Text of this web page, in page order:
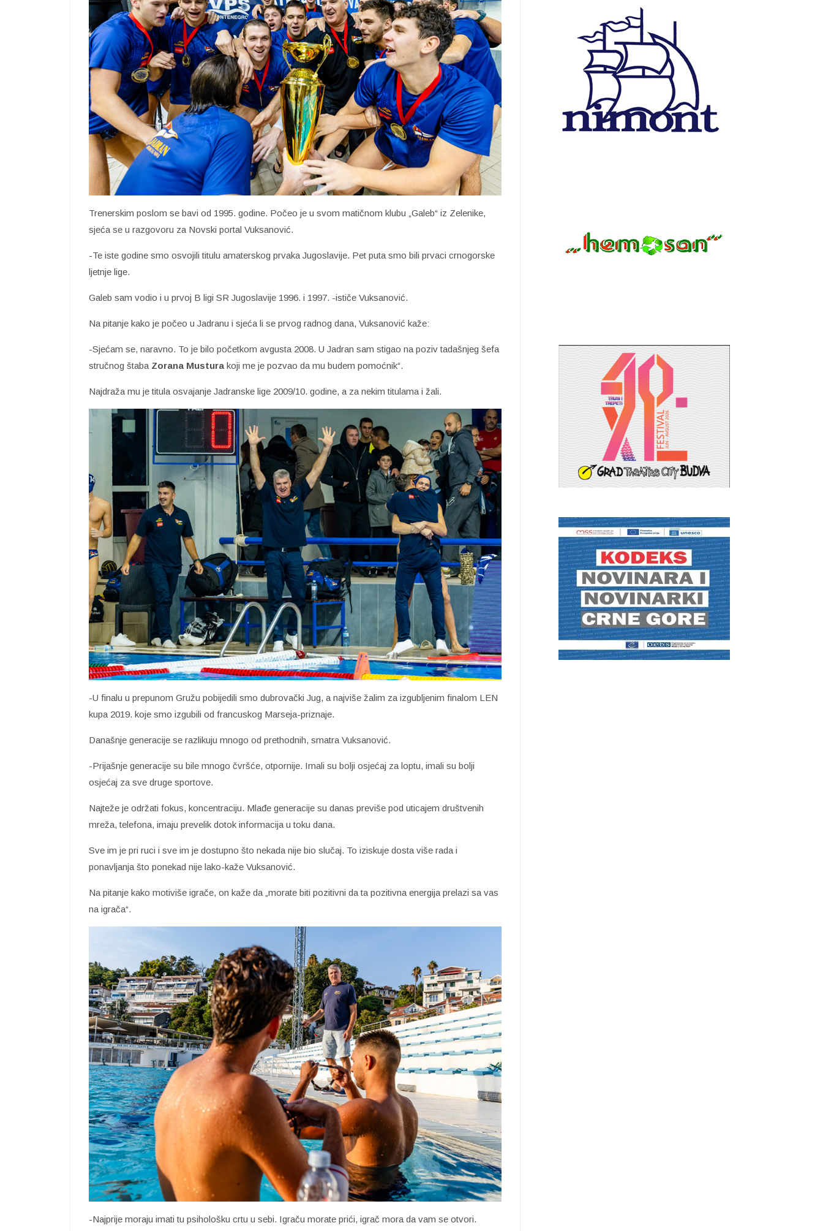
Trenerskim poslom se bavi od 1995. godine. Počeo je u svom matičnom klubu „Galeb“ iz Zelenike,
sjeća se u razgovoru za Novski portal Vuksanović.
-Te iste godine smo osvojili titulu amaterskog prvaka Jugoslavije. Pet puta smo bili prvaci crnogorske
ljetnje lige.
Galeb sam vodio i u prvoj B ligi SR Jugoslavije 1996. i 1997. -ističe Vuksanović.
Na pitanje kako je počeo u Jadranu i sjeća li se prvog radnog dana, Vuksanović kaže:
-Sjećam se, naravno. To je bilo početkom avgusta 2008. U Jadran sam stigao na poziv tadašnjeg šefa
stručnog štaba Zorana Mustura koji me je pozvao da mu budem pomoćnik“.
Najdraža mu je titula osvajanje Jadranske lige 2009/10. godine, a za nekim titulama i žali.
-U finalu u prepunom Gružu pobijedili smo dubrovački Jug, a najviše žalim za izgubljenim finalom LEN
kupa 2019. koje smo izgubili od francuskog Marseja-priznaje.
Današnje generacije se razlikuju mnogo od prethodnih, smatra Vuksanović.
-Prijašnje generacije su bile mnogo čvršće, otpornije. Imali su bolji osjećaj za loptu, imali su bolji
osjećaj za sve druge sportove.
Najteže je održati fokus, koncentraciju. Mlađe generacije su danas previše pod uticajem društvenih
mreža, telefona, imaju prevelik dotok informacija u toku dana.
Sve im je pri ruci i sve im je dostupno što nekada nije bio slučaj. To iziskuje dosta više rada i
ponavljanja što ponekad nije lako-kaže Vuksanović.
Na pitanje kako motiviše igrače, on kaže da „morate biti pozitivni da ta pozitivna energija prelazi sa vas
na igrača“.
-Najprije moraju imati tu psihološku crtu u sebi. Igraču morate prići, igrač mora da vam se otvori.